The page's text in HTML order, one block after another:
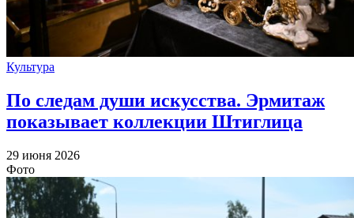
Культура
По следам души искусства. Эрмитаж
показывает коллекции Штиглица
29 июня 2026
Фото